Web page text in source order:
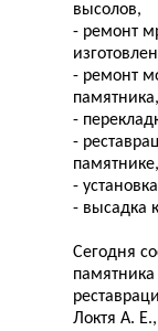
высолов,
- ремонт
- ремонт
памятника,
-
-
-
- высадка
Сегодня
Локтя А.